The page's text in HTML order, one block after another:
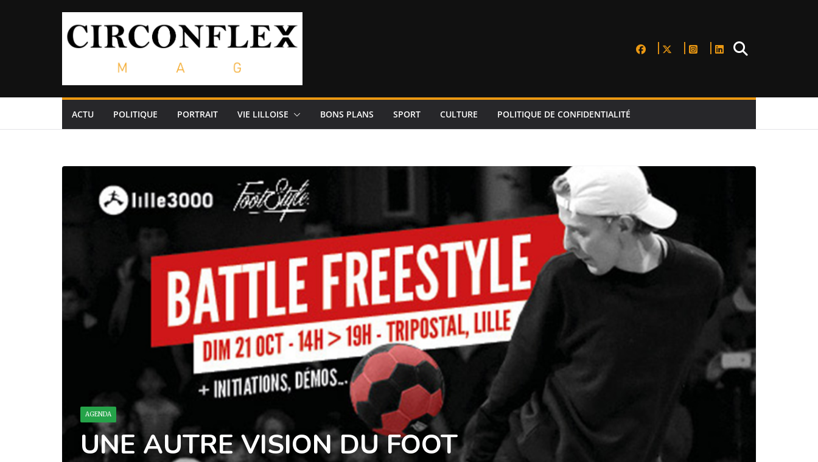
ACTU POLITIQUE PORTRAIT VIE LILLOISE BONS PLANS SPORT CULTURE POLITIQUE DE CONFIDENTIALITÉ
AGENDA
UNE AUTRE VISION DU FOOT